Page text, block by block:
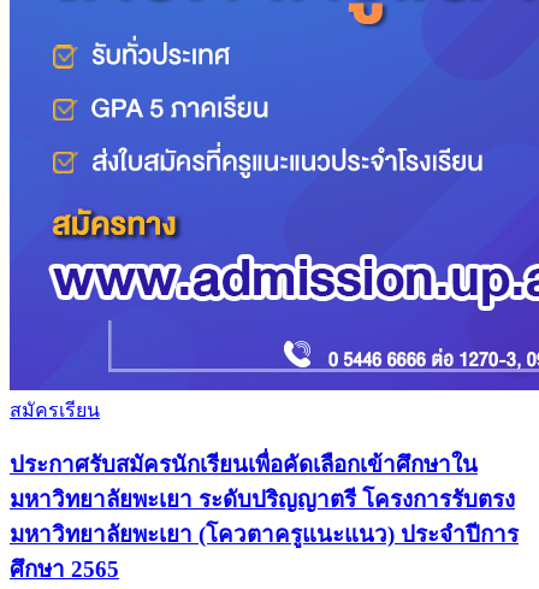
สมัครเรียน
ประกาศรับสมัครนักเรียนเพื่อคัดเลือกเข้าศึกษาใน
มหาวิทยาลัยพะเยา ระดับปริญญาตรี โครงการรับตรง
มหาวิทยาลัยพะเยา (โควตาครูแนะแนว) ประจําปีการ
ศึกษา 2565